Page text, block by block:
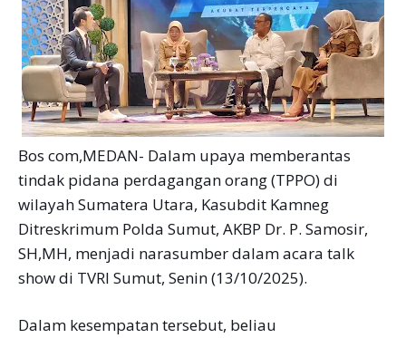
Bos com,MEDAN- Dalam upaya memberantas
tindak pidana perdagangan orang (TPPO) di
wilayah Sumatera Utara, Kasubdit Kamneg
Ditreskrimum Polda Sumut, AKBP Dr. P. Samosir,
SH,MH, menjadi narasumber dalam acara talk
show di TVRI Sumut, Senin (13/10/2025).
Dalam kesempatan tersebut, beliau